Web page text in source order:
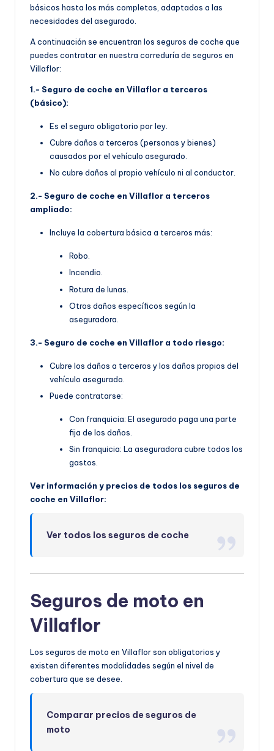
básicos hasta los más completos, adaptados a las
necesidades del asegurado.
A continuación se encuentran los seguros de coche que
puedes contratar en nuestra correduría de seguros en
Villaflor:
1.- Seguro de coche en Villaflor a terceros
(básico):
Es el seguro obligatorio por ley.
Cubre daños a terceros (personas y bienes)
causados por el vehículo asegurado.
No cubre daños al propio vehículo ni al conductor.
2.- Seguro de coche en Villaflor a terceros
ampliado:
Incluye la cobertura básica a terceros más:
Robo.
Incendio.
Rotura de lunas.
Otros daños específicos según la
aseguradora.
3.- Seguro de coche en Villaflor a todo riesgo:
Cubre los daños a terceros y los daños propios del
vehículo asegurado.
Puede contratarse:
Con franquicia: El asegurado paga una parte
fija de los daños.
Sin franquicia: La aseguradora cubre todos los
gastos.
Ver información y precios de todos los seguros de
coche en Villaflor:
Ver todos los seguros de coche
Seguros de moto en
Villaflor
Los seguros de moto en Villaflor son obligatorios y
existen diferentes modalidades según el nivel de
cobertura que se desee.
Comparar precios de seguros de
moto